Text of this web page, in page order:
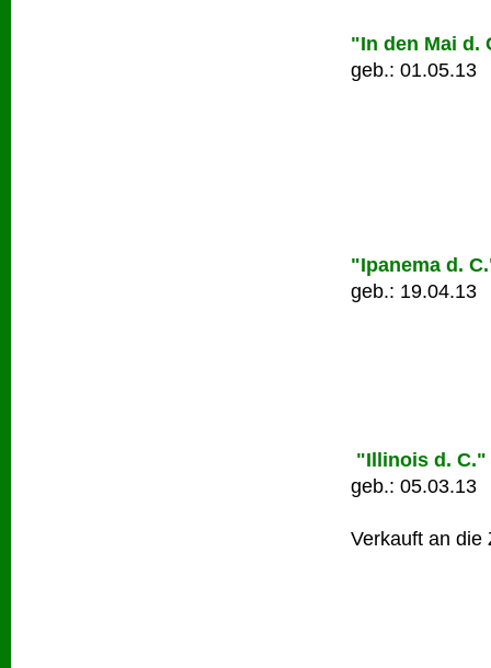
"In den Mai d.
geb.: 01.05.13
"Ipanema d.
geb.: 19.04.13
"Illinois d. C."
geb.: 05.03.13
Verkauft an die